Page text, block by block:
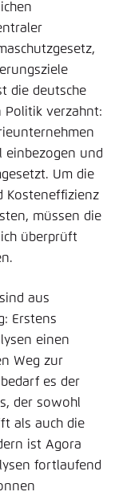
die deutsche
Politik verzahnt:
einbezogen und
Um die
Kosteneffizienz
müssen die
überprüft
aus
Erstens
einen
Weg zur
es der
der sowohl
als auch die
ist Agora
fortlaufend